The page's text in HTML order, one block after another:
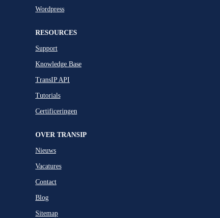
Wordpress
RESOURCES
Support
Knowledge Base
TransIP API
Tutorials
Certificeringen
OVER TRANSIP
Nieuws
Vacatures
Contact
Blog
Sitemap